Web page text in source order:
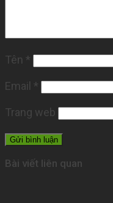
Tên *
Email *
Trang web
Bài viết liên quan